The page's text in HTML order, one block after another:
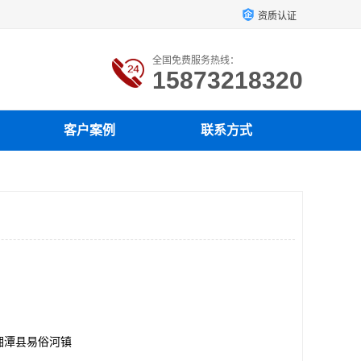
资质认证
全国免费服务热线：
15873218320
客户案例 联系方式
潭县易俗河镇